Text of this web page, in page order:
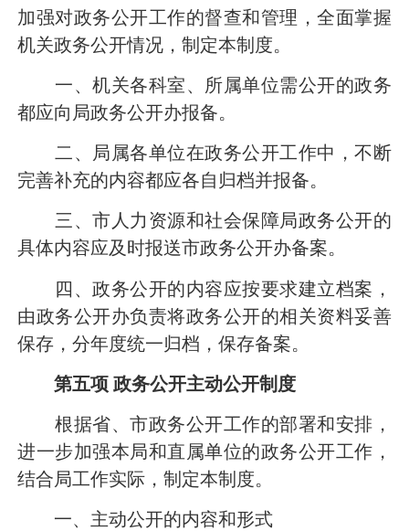
加强对政务公开工作的督查和管理，全面掌握
机关政务公开情况，制定本制度。
一、机关各科室、所属单位需公开的政务
都应向局政务公开办报备。
二、局属各单位在政务公开工作中，不断
完善补充的内容都应各自归档并报备。
三、市人力资源和社会保障局政务公开的
具体内容应及时报送市政务公开办备案。
四、政务公开的内容应按要求建立档案，
由政务公开办负责将政务公开的相关资料妥善
保存，分年度统一归档，保存备案。
第五项 政务公开主动公开制度
根据省、市政务公开工作的部署和安排，
进一步加强本局和直属单位的政务公开工作，
结合局工作实际，制定本制度。
一、主动公开的内容和形式